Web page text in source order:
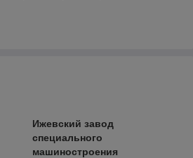
Ижевский завод
специального
машиностроения